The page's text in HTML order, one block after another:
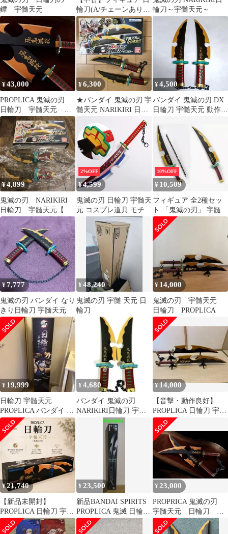
鐔 宇髄天元
輪刀(A/チェーンあり)
「鬼滅の刃」 宇髄天元
の日輪刀
輪刀～宇髄天元～
¥43,000
PROPLICA 鬼滅の刃
日輪刀 宇髄天元 二
刀流 専用台座 サウ
ンド BGM
¥6,300
★バンダイ 鬼滅の刃 宇
髄天元 NARIKIRI 日輪
¥4,500
バンダイ 鬼滅の刃 DX
日輪刀 宇髄天元 動作確
¥4,899
鬼滅の刃 NARIKIRI
日輪刀 宇髄天元【動
作確認済み】
2%OFF
¥4,599
鬼滅の刃 日輪刀 宇髄天
元 コスプレ道具 モチー
フ武器 コスプレ道具 装
備品 剣 道具 コスプレ
用 学園祭 撮影 誕生日
プレゼント78cm
10%OFF
¥ 10,509
フィギュア 全2種セッ
ト 「鬼滅の刃」 宇髄天
元の日輪刀【14日以内
発送】
¥7,777
鬼滅の刃 バンダイ なり
きり日輪刀 宇髄天元
¥48,240
鬼滅の刃 宇髄 天元 日
輪刀
¥ 14,000
鬼滅の刃 宇髄天元
日輪刀 PROPLICA
¥ 19,999
日輪刀 宇髄天元
PROPLICA バンダイ 鬼
滅の刃
¥ 4,680
バンダイ 鬼滅の刃
NARIKIRI日輪刀 宇髄
天元 なりきり コスプレ
¥14,000
【音撃・動作良好】
PROPLICA 日輪刀 宇髄
天元 1/1 鬼滅の刃 バン
ダイ
¥21,740
【新品未開封】
PROPLICA 日輪刀 宇髄
天元 鬼滅の刃 BANDAI
¥ 23,500
新品BANDAI SPIRITS
PROPLICA 鬼滅 日輪刀
嘴平 伊之助
¥ 23,000
PROPRICA 鬼滅の刃
宇髄天元 日輪刀 音
柱